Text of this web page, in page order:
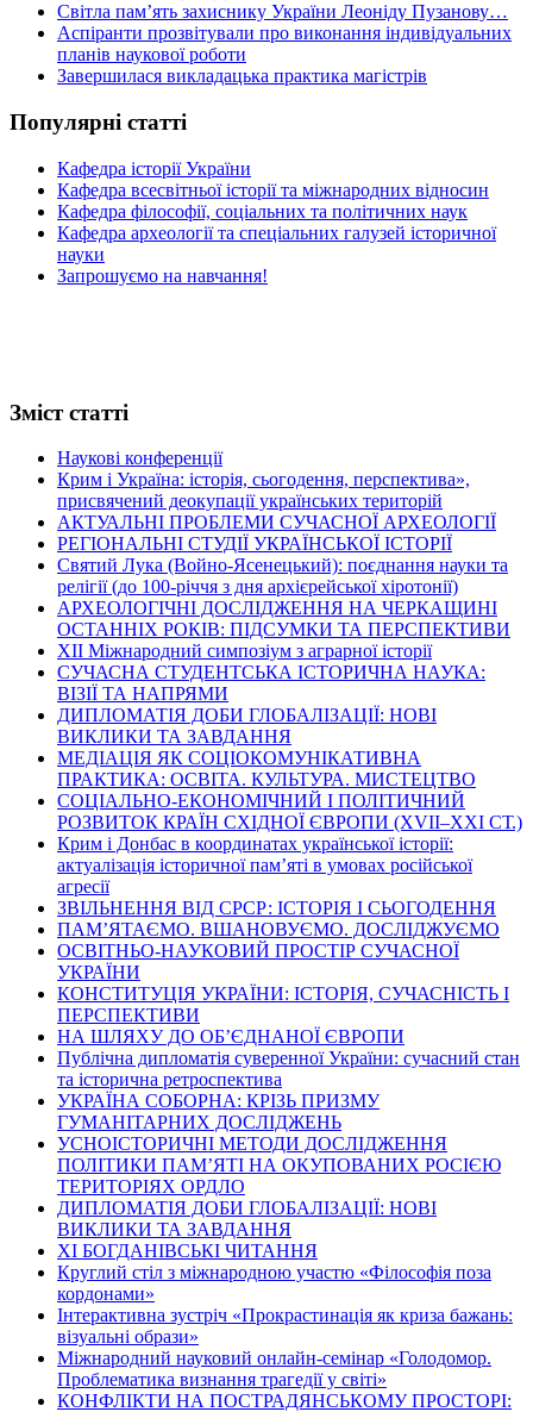
Світла пам’ять захиснику України Леоніду Пузанову…
Аспіранти прозвітували про виконання індивідуальних
планів наукової роботи
Завершилася викладацька практика магістрів
Популярні статті
Кафедра історії України
Кафедра всесвітньої історії та міжнародних відносин
Кафедра філософії, соціальних та політичних наук
Кафедра археології та спеціальних галузей історичної
науки
Запрошуємо на навчання!
Зміст статті
Наукові конференції
Крим і Україна: історія, сьогодення, перспектива»,
присвячений деокупації українських територій
АКТУАЛЬНІ ПРОБЛЕМИ СУЧАСНОЇ АРХЕОЛОГІЇ
РЕГІОНАЛЬНІ СТУДІЇ УКРАЇНСЬКОЇ ІСТОРІЇ
Святий Лука (Войно-Ясенецький): поєднання науки та
релігії (до 100-річчя з дня архієрейської хіротонії)
АРХЕОЛОГІЧНІ ДОСЛІДЖЕННЯ НА ЧЕРКАЩИНІ
ОСТАННІХ РОКІВ: ПІДСУМКИ ТА ПЕРСПЕКТИВИ
ХІІ Міжнародний симпозіум з аграрної історії
СУЧАСНА СТУДЕНТСЬКА ІСТОРИЧНА НАУКА:
ВІЗІЇ ТА НАПРЯМИ
ДИПЛОМАТІЯ ДОБИ ГЛОБАЛІЗАЦІЇ: НОВІ
ВИКЛИКИ ТА ЗАВДАННЯ
МЕДІАЦІЯ ЯК СОЦІОКОМУНІКАТИВНА
ПРАКТИКА: ОСВІТА. КУЛЬТУРА. МИСТЕЦТВО
СОЦІАЛЬНО-ЕКОНОМІЧНИЙ І ПОЛІТИЧНИЙ
РОЗВИТОК КРАЇН СХІДНОЇ ЄВРОПИ (ХVІІ–ХХІ СТ.)
Крим і Донбас в координатах української історії:
актуалізація історичної пам’яті в умовах російської
агресії
ЗВІЛЬНЕННЯ ВІД СРСР: ІСТОРІЯ І СЬОГОДЕННЯ
ПАМ’ЯТАЄМО. ВШАНОВУЄМО. ДОСЛІДЖУЄМО
ОСВІТНЬО-НАУКОВИЙ ПРОСТІР СУЧАСНОЇ
УКРАЇНИ
КОНСТИТУЦІЯ УКРАЇНИ: ІСТОРІЯ, СУЧАСНІСТЬ І
ПЕРСПЕКТИВИ
НА ШЛЯХУ ДО ОБ’ЄДНАНОЇ ЄВРОПИ
Публічна дипломатія суверенної України: сучасний стан
та історична ретроспектива
УКРАЇНА СОБОРНА: КРІЗЬ ПРИЗМУ
ГУМАНІТАРНИХ ДОСЛІДЖЕНЬ
УСНОІСТОРИЧНІ МЕТОДИ ДОСЛІДЖЕННЯ
ПОЛІТИКИ ПАМ’ЯТІ НА ОКУПОВАНИХ РОСІЄЮ
ТЕРИТОРІЯХ ОРДЛО
ДИПЛОМАТІЯ ДОБИ ГЛОБАЛІЗАЦІЇ: НОВІ
ВИКЛИКИ ТА ЗАВДАННЯ
ХІ БОГДАНІВСЬКІ ЧИТАННЯ
Круглий стіл з міжнародною участю «Філософія поза
кордонами»
Інтерактивна зустріч «Прокрастинація як криза бажань:
візуальні образи»
Міжнародний науковий онлайн-семінар «Голодомор.
Проблематика визнання трагедії у світі»
КОНФЛІКТИ НА ПОСТРАДЯНСЬКОМУ ПРОСТОРІ: